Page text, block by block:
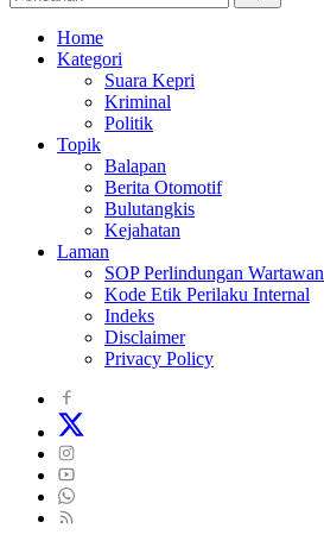
Home
Kategori
Suara Kepri
Kriminal
Politik
Topik
Balapan
Berita Otomotif
Bulutangkis
Kejahatan
Laman
SOP Perlindungan Wartawan
Kode Etik Perilaku Internal
Indeks
Disclaimer
Privacy Policy